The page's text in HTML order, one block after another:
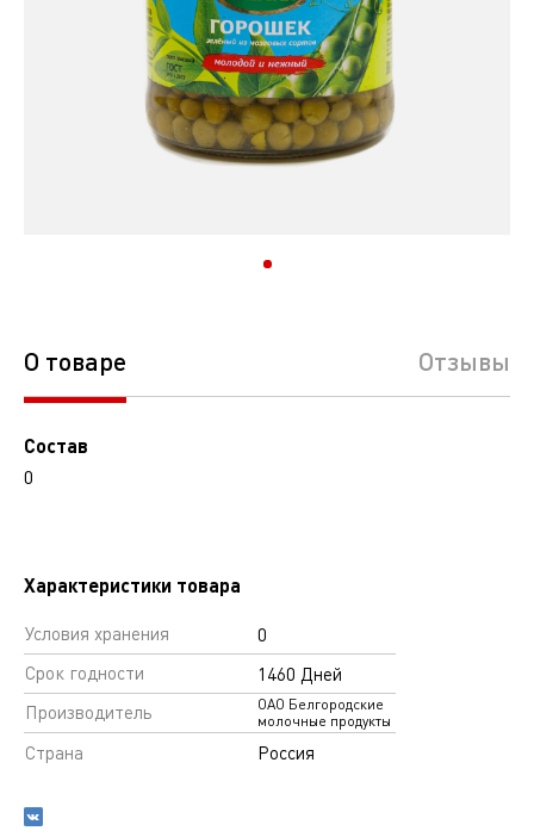
О товаре Отзывы
Состав
0
Характеристики товара
Условия хранения
0
Срок годности
1460 Дней
Производитель
ОАО Белгородские
молочные продукты
Страна Россия